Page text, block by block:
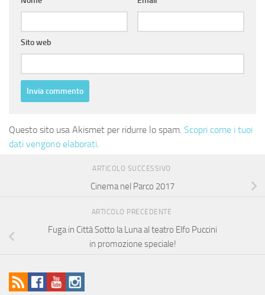
Sito web
Questo sito usa Akismet per ridurre lo spam. Scopri come i tuoi
dati vengono elaborati.
ARTICOLO SUCCESSIVO
Cinema nel Parco 2017
ARTICOLO PRECEDENTE
Fuga in Città Sotto la Luna al teatro Elfo Puccini
in promozione speciale!